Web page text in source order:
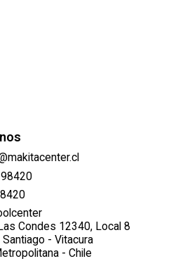
Condes 12340, Local 8
- Vitacura
- Chile